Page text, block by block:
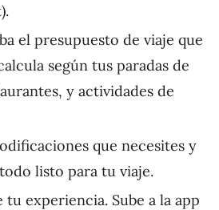
el presupuesto de viaje que
según tus paradas de
y actividades de
que necesites y
listo para tu viaje.
tu experiencia. Sube a la app